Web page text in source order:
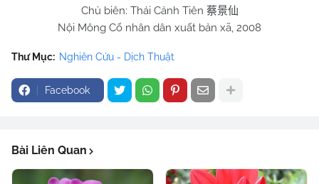
Chủ biên: Thái Cảnh Tiên 蔡景仙
Nội Mông Cổ nhân dân xuất bản xã, 2008
Thư Mục: Nghiên Cứu - Dịch Thuật
Facebook
Bài Liên Quan